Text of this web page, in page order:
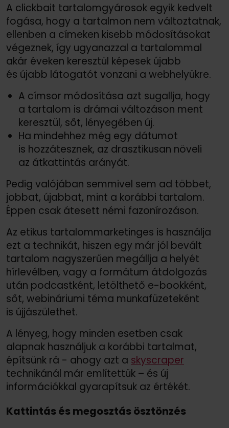
A clickbait tartalomgyárosok egyik kedvelt
fogása, hogy a tartalmon nem változtatnak,
ellenben a címeken kisebb módosításokat
végeznek, így ugyanazzal a tartalommal
akár éveken keresztül képesek újabb
és újabb látogatót vonzani a webhelyükre.
A címsor módosítása azt sugallja, hogy
a tartalom is drámai változáson ment
keresztül, sőt, lényegében új.
Ha mindehhez még egy dátumot
is hozzátesznek, az drasztikusan növeli
az átkattintás arányát.
Pedig valójában semmivel sem ad többet,
jobbat, újabbat, mint a korábbi tartalom.
Éppen csak átesett némi fazonírozáson.
Az etikus tartalommarketinges is használja
ezt a technikát, hiszen egy már jól bevált
tartalom nagyszerűen megállja a helyét
hírlevélben, vagy a formátum átdolgozás
után podcastként, letölthető e-bookként,
sőt, webináriumi téma munkafüzeteként
is újjászülethet.
A lényeg, hogy minden esetben csak
alapnak használjuk a korábbi tartalmat,
építsünk rá - ahogy azt a skyscraper
technikánál már említettük – és új
információkkal gyarapítsuk az értékét.
Kattintás és megosztás ösztönzés